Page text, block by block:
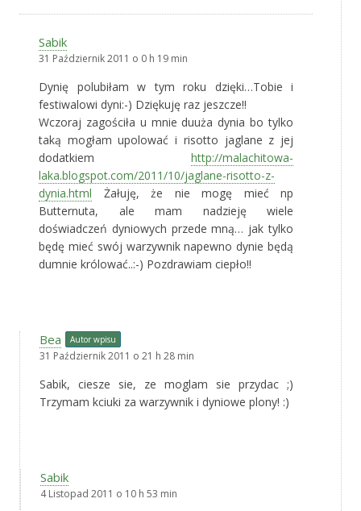
Sabik
31 Październik 2011 o 0 h 19 min
Dynię polubiłam w tym roku dzięki…Tobie i
festiwalowi dyni:-) Dziękuję raz jeszcze!!
Wczoraj zagościła u mnie duuża dynia bo tylko
taką mogłam upolować i risotto jaglane z jej
dodatkiem http://malachitowa-
laka.blogspot.com/2011/10/jaglane-risotto-z-
dynia.html Żałuję, że nie mogę mieć np
Butternuta, ale mam nadzieję wiele
doświadczeń dyniowych przede mną… jak tylko
będę mieć swój warzywnik napewno dynie będą
dumnie królować..:-) Pozdrawiam ciepło!!
Bea Autor wpisu
31 Październik 2011 o 21 h 28 min
Sabik, ciesze sie, ze moglam sie przydac ;)
Trzymam kciuki za warzywnik i dyniowe plony! :)
Sabik
4 Listopad 2011 o 10 h 53 min